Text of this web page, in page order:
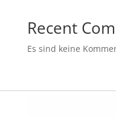
Recent
Es sind keine